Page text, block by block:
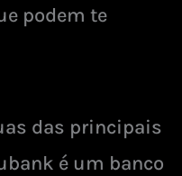
podem te
das principais
é um banco